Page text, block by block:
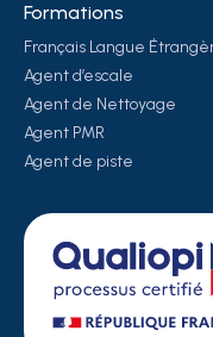
Formations
Français Langue
Agent d’escale
Agent de Nettoyage
Agent PMR
Agent de piste